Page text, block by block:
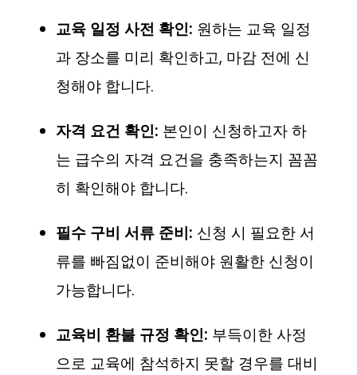
교육 일정 사전 확인: 원하는 교육 일정
과 장소를 미리 확인하고, 마감 전에 신
청해야 합니다.
자격 요건 확인: 본인이 신청하고자 하
는 급수의 자격 요건을 충족하는지 꼼꼼
히 확인해야 합니다.
필수 구비 서류 준비: 신청 시 필요한 서
류를 빠짐없이 준비해야 원활한 신청이
가능합니다.
교육비 환불 규정 확인: 부득이한 사정
으로 교육에 참석하지 못할 경우를 대비